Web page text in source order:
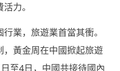
力。
，旅遊業首當其衝。
黃金周在中國掀起旅遊
至4日，中國共接待國內